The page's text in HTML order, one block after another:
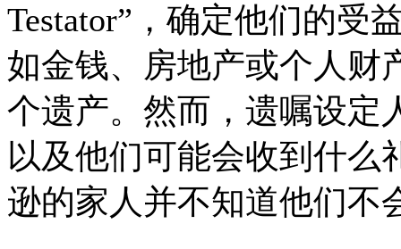
Testator”，确定他们的受
如金钱、房地产或个人财
个遗产。然而，遗嘱设定
以及他们可能会收到什么
逊的家人并不知道他们不